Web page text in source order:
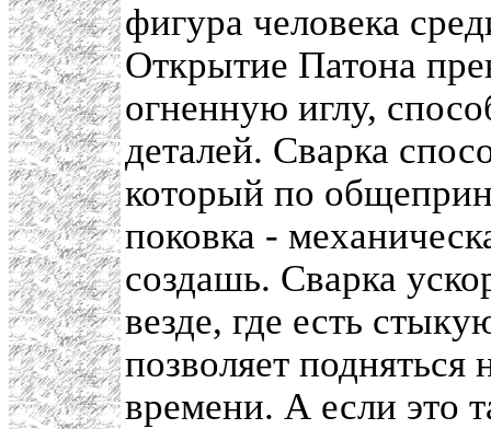
фигура человека
Открытие Патона
огненную иглу,
деталей. Сварка
который по
поковка -
создашь. Сварка
везде, где есть
позволяет
времени. А если это